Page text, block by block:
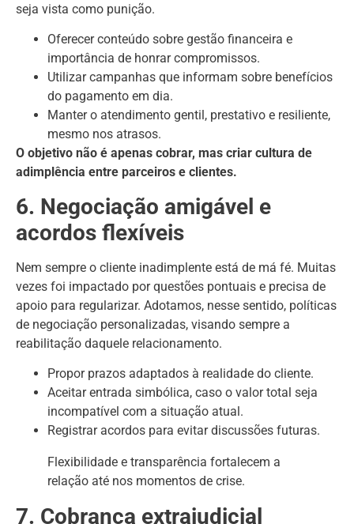
seja vista como punição.
Oferecer conteúdo sobre gestão financeira e
importância de honrar compromissos.
Utilizar campanhas que informam sobre benefícios
do pagamento em dia.
Manter o atendimento gentil, prestativo e resiliente,
mesmo nos atrasos.
O objetivo não é apenas cobrar, mas criar cultura de
adimplência entre parceiros e clientes.
6. Negociação amigável e
acordos flexíveis
Nem sempre o cliente inadimplente está de má fé. Muitas
vezes foi impactado por questões pontuais e precisa de
apoio para regularizar. Adotamos, nesse sentido, políticas
de negociação personalizadas, visando sempre a
reabilitação daquele relacionamento.
Propor prazos adaptados à realidade do cliente.
Aceitar entrada simbólica, caso o valor total seja
incompatível com a situação atual.
Registrar acordos para evitar discussões futuras.
Flexibilidade e transparência fortalecem a
relação até nos momentos de crise.
7. Cobrança extrajudicial